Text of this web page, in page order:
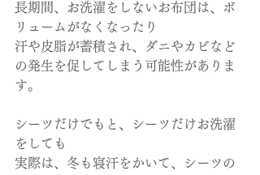
長期間、お洗濯をしないお布団は、ボ
リュームがなくなったり
汗や皮脂が蓄積され、ダニやカビなど
の発生を促してしまう可能性がありま
す。
シーツだけでもと、シーツだけお洗濯
をしても
実際は、冬も寝汗をかいて、シーツの